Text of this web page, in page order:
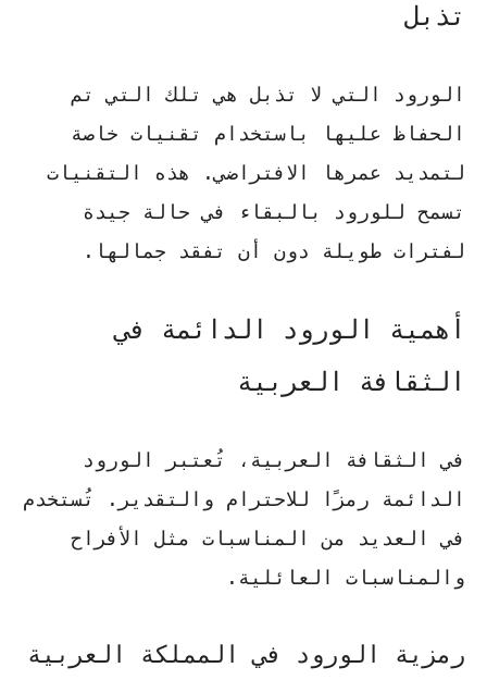
تذبل
الورود التي لا تذبل هي تلك التي تم
الحفاظ عليها باستخدام تقنيات خاصة
لتمديد عمرها الافتراضي. هذه التقنيات
تسمح للورود بالبقاء في حالة جيدة
لفترات طويلة دون أن تفقد جمالها.
أهمية الورود الدائمة في
الثقافة العربية
في الثقافة العربية، تُعتبر الورود
الدائمة رمزًا للاحترام والتقدير. تُستخدم
في العديد من المناسبات مثل الأفراح
والمناسبات العائلية.
رمزية الورود في المملكة العربية